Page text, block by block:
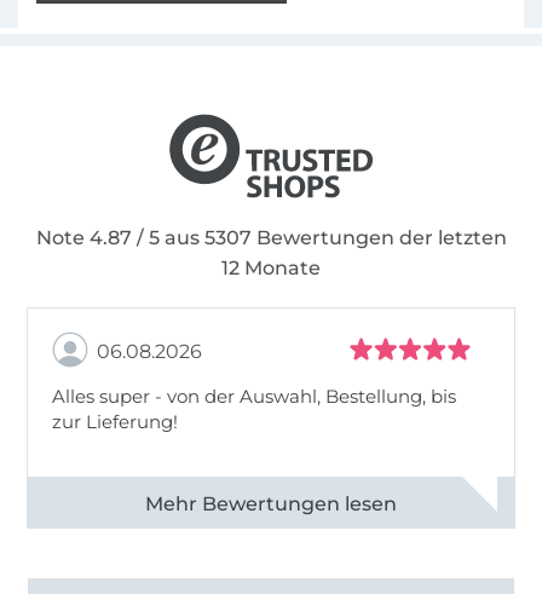
Note 4.87 / 5 aus 5307 Bewertungen der letzten
12 Monate
06.08.2026
Alles super - von der Auswahl, Bestellung, bis
zur Lieferung!
Alle 82968 Bewertungen ansehen